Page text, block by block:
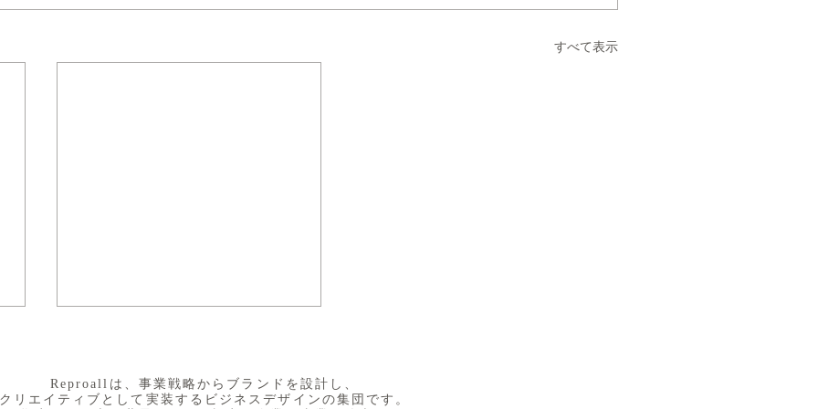
すべて表示
​Reproallは、事業戦略からブランドを設計し、
リエイティブとして実装するビジネスデザインの集団です。